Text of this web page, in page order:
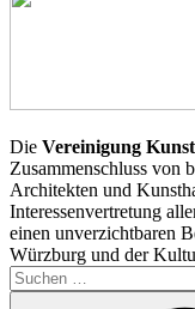
Die Vereinigung
Zusammenschluss von
Architekten und
Interessenvertretung
einen unverzichtbaren
Würzburg und der
Suchen
nach: